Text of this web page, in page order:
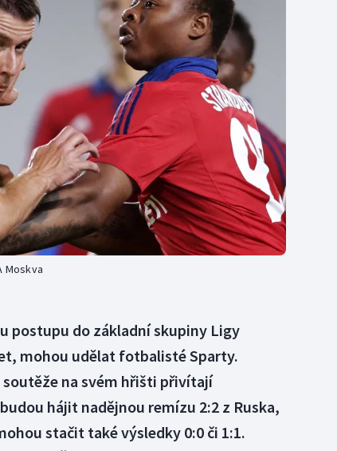
Moderní pětiboj
Motorsport
Olympijské hry
Parasport
Plavání
Plážový volejbal
Triatlon
Veslování
Vodní slalom
Volejbal
Ostatní
Moskva
postupu do základní skupiny Ligy
mohou udělat fotbalisté Sparty.
na svém hřišti přivítají
hájit nadějnou remízu 2:2 z Ruska,
stačit také výsledky 0:0 či 1:1.